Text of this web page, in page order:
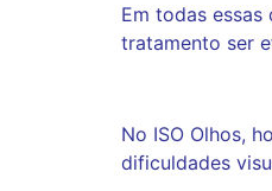
Em todas
tratamento ser
No ISO Olhos,
dificuldades